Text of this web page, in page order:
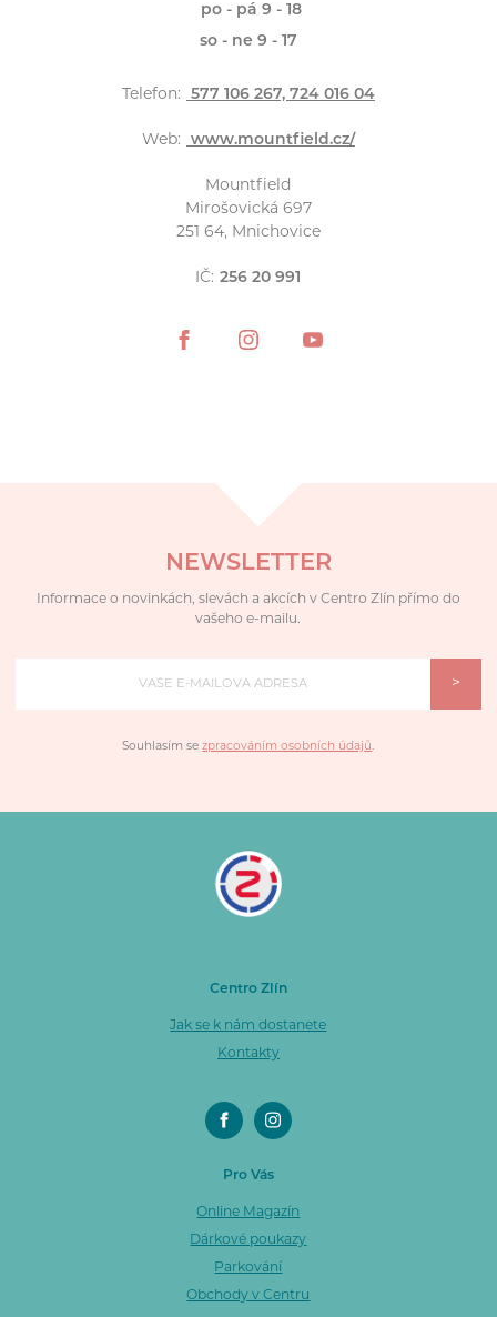
po - pá 9 - 18
so - ne 9 - 17
Telefon: 577 106 267, 724 016 04
Web: www.mountfield.cz/
Mountfield
Mirošovická 697
251 64, Mnichovice
IČ: 256 20 991
NEWSLETTER
Informace o novinkách, slevách a akcích v Centro Zlín přímo do
vašeho e-mailu.
>
Souhlasím sezpracováním osobních údajů.
Centro Zlín
Jak se k nám dostanete
Kontakty
Pro Vás
Online Magazín
Dárkové poukazy
Parkování
Obchody v Centru